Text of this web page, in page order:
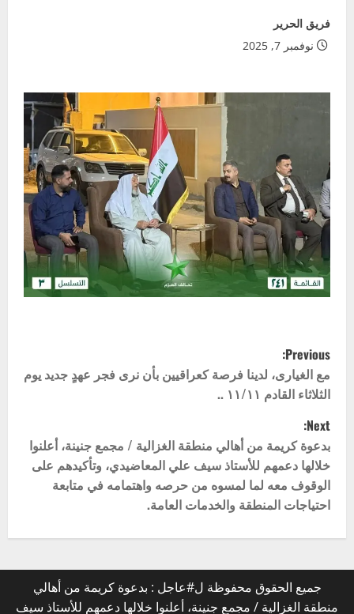
فريق الحرير
نوفمبر 7, 2025
P
o
s
t
n
a
v
i
Previous:
مع الغيارى، لدينا فرصة كعراقيين بأن نرى فجر عهدٍ جديد يوم
الثلاثاء القادم ١١/١١ ..
Next:
بدعوة كريمة من أهالي منطقة الغزالية / مجمع جنينة، أعلنوا
خلالها دعمهم للأستاذ سيف علي المعاضيدي، وتأكيدهم على
الوقوف معه لما لمسوه من حرصه واهتمامه في متابعة
احتياجات المنطقة والخدمات العامة.
جميع الحقوق محفوظة ل#عاجل : بدعوة كريمة من أهالي
منطقة الغزالية / مجمع جنينة، أعلنوا خلالها دعمهم للأستاذ سيف